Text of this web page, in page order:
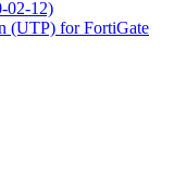
(UTP) for FortiGate